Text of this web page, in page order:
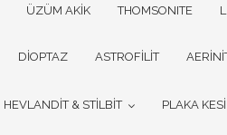
ÜZÜM AKİK THOMSONITE
DİOPTAZ ASTROFİLİT
HEVLANDİT & STİLBİT PLAKA